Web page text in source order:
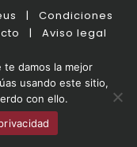
|
Condiciones
| Aviso legal
te damos la mejor
usando este sitio,
con ello.